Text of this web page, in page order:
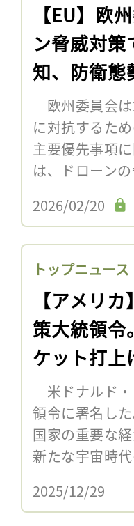
【EU】欧
ン脅威対
知、防衛態
欧州委員会
に対抗するた
主要優先事項
は、ドローン
2026/02/20
トップニュース
【アメリ
策大統領令
ケット打上
米ドナルド
領令に署名し
国家の重要な
新たな宇宙時
2025/12/29